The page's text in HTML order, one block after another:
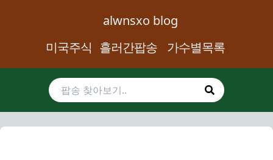
alwnsxo blog
미국주식 흘러간팝송 가수별목록